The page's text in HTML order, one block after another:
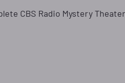
CBS Radio Mystery Theater